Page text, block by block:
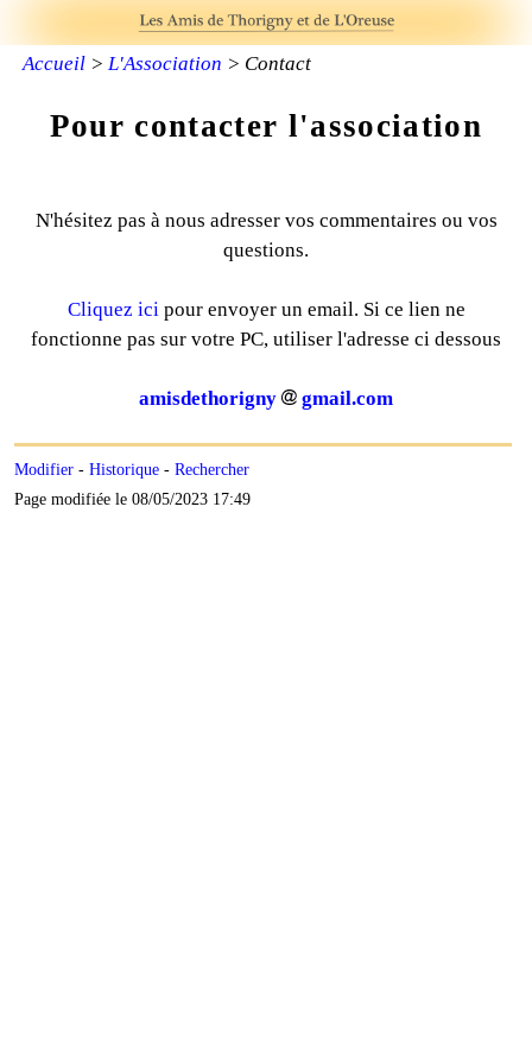
Accueil> L'Association > Contact
Pour contacter l'association
N'hésitez pas à nous adresser vos commentaires ou vos
questions.
Cliquez icipour envoyer un email. Si ce lien ne
fonctionne pas sur votre PC, utiliser l'adresse ci dessous
amisdethorigny gmail.com
Modifier- Historique- Rechercher
Page modifiée le 08/05/2023 17:49